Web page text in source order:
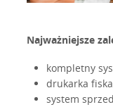
Najważniejsze
kompletny
drukarka
system